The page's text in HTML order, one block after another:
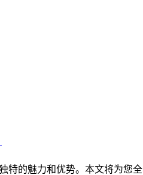
特的魅力和优势。本文将为您全